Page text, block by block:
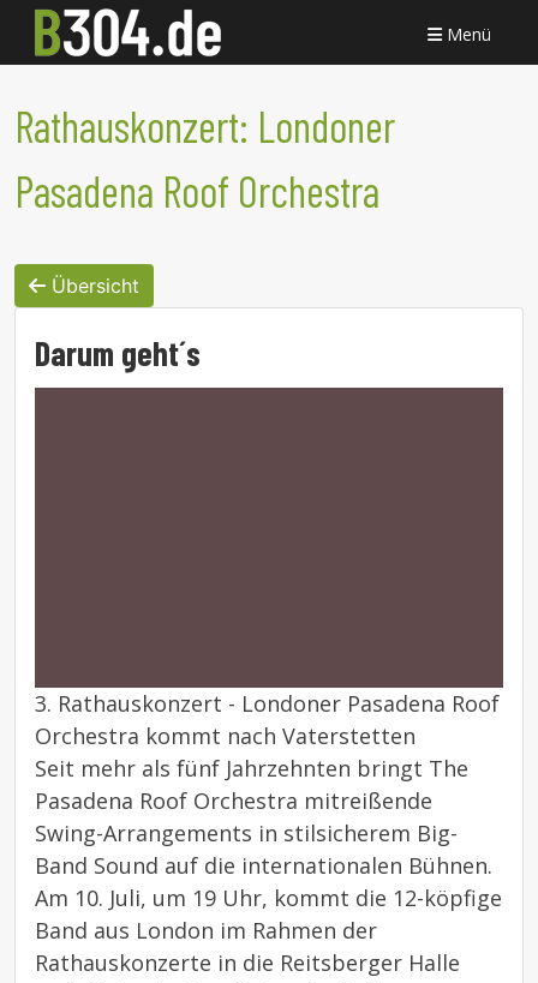
Menü
Rathauskonzert: Londoner
Pasadena Roof Orchestra
Übersicht
Darum geht´s
3. Rathauskonzert - Londoner Pasadena Roof
Orchestra kommt nach Vaterstetten
Seit mehr als fünf Jahrzehnten bringt The
Pasadena Roof Orchestra mitreißende
Swing-Arrangements in stilsicherem Big-
Band Sound auf die internationalen Bühnen.
Am 10. Juli, um 19 Uhr, kommt die 12-köpfige
Band aus London im Rahmen der
Rathauskonzerte in die Reitsberger Halle